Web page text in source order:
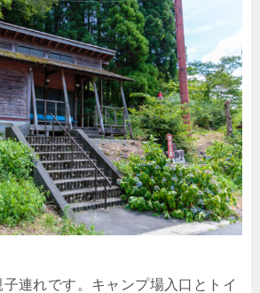
連れです。キャンプ場入口とトイ